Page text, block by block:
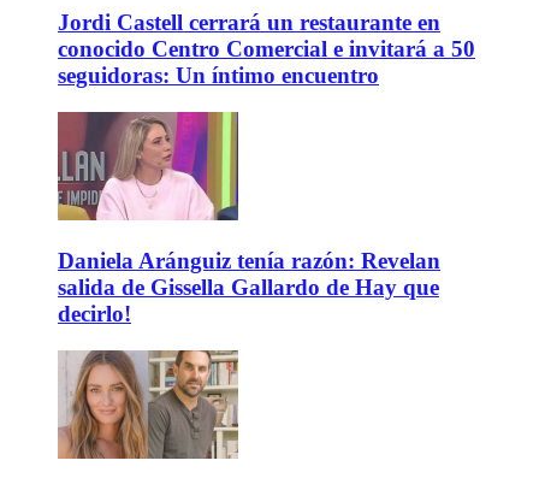
Jordi Castell cerrará un restaurante en
conocido Centro Comercial e invitará a 50
seguidoras: Un íntimo encuentro
Daniela Aránguiz tenía razón: Revelan
salida de Gissella Gallardo de Hay que
decirlo!